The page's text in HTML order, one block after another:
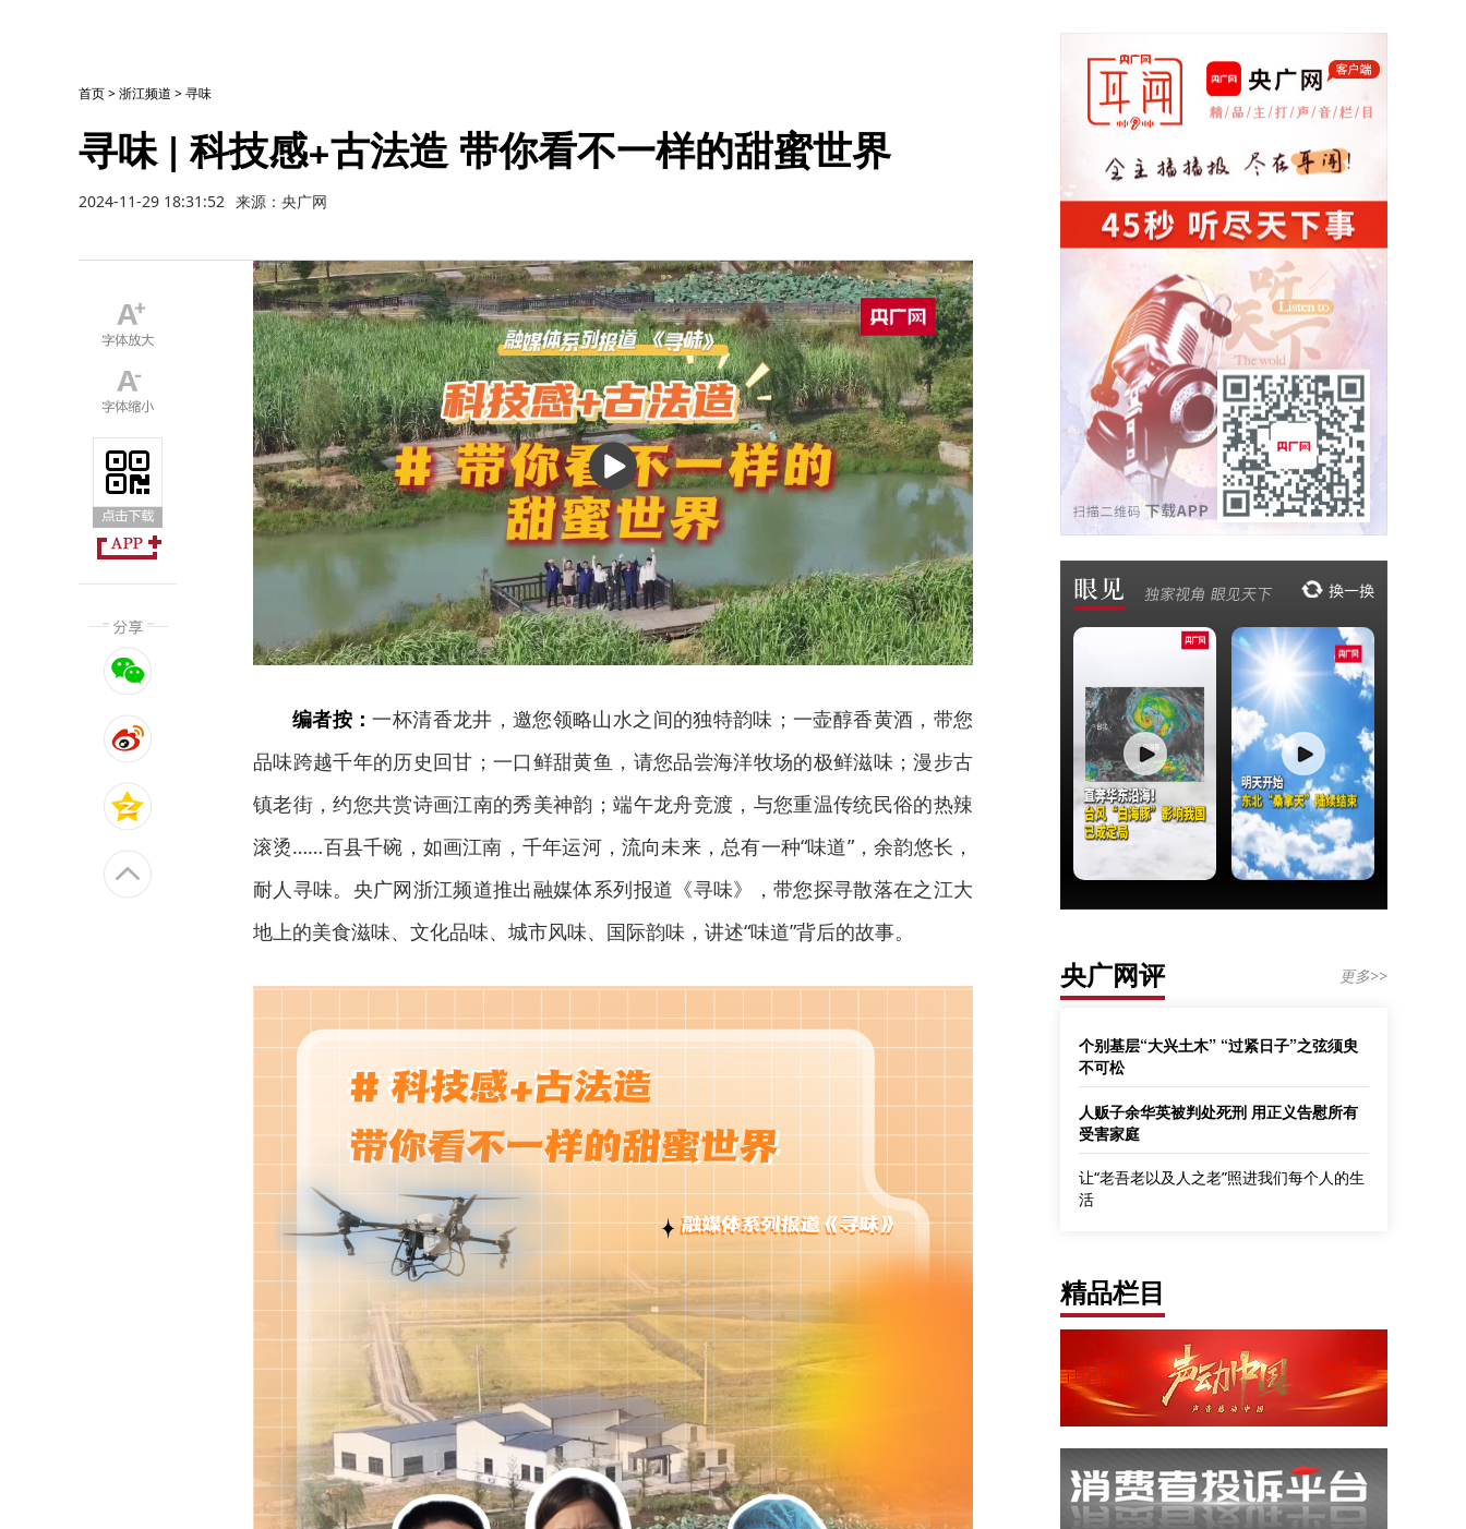
首页>浙江频道 >寻味
寻味 | 科技感+古法造 带你看不一样的甜蜜世界
2024-11-29 18:31:52 来源：央广网
播
放
编者按：一杯清香龙井，邀您领略山水之间的独特韵味；一壶醇香黄酒，带您
品味跨越千年的历史回甘；一口鲜甜黄鱼，请您品尝海洋牧场的极鲜滋味；漫步古
镇老街，约您共赏诗画江南的秀美神韵；端午龙舟竞渡，与您重温传统民俗的热辣
滚烫……百县千碗，如画江南，千年运河，流向未来，总有一种“味道”，余韵悠长，
耐人寻味。央广网浙江频道推出融媒体系列报道《寻味》，带您探寻散落在之江大
地上的美食滋味、文化品味、城市风味、国际韵味，讲述“味道”背后的故事。
央广网评 更多>>
个别基层“大兴土木” “过紧日子”之弦须臾
不可松
人贩子余华英被判处死刑 用正义告慰所有
受害家庭
让“老吾老以及人之老”照进我们每个人的生
活
精品栏目